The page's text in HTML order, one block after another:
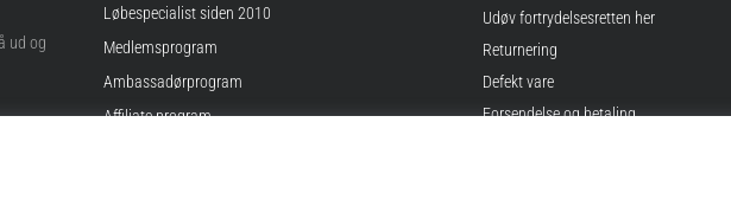
ud og
Løbespecialist siden 2010
Medlemsprogram
Ambassadørprogram
Affiliate program
Udøv fortrydelsesretten her
Returnering
Defekt vare
Forsendelse og betaling